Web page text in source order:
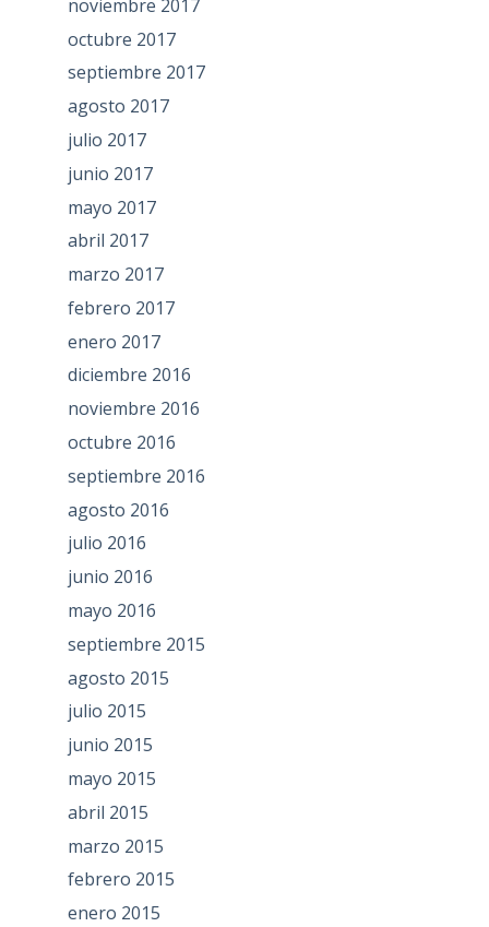
noviembre 2017
octubre 2017
septiembre 2017
agosto 2017
julio 2017
junio 2017
mayo 2017
abril 2017
marzo 2017
febrero 2017
enero 2017
diciembre 2016
noviembre 2016
octubre 2016
septiembre 2016
agosto 2016
julio 2016
junio 2016
mayo 2016
septiembre 2015
agosto 2015
julio 2015
junio 2015
mayo 2015
abril 2015
marzo 2015
febrero 2015
enero 2015